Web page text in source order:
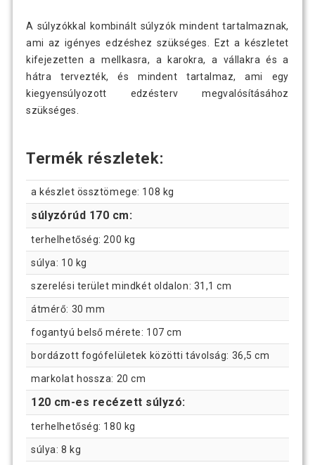
A súlyzókkal kombinált súlyzók mindent tartalmaznak,
ami az igényes edzéshez szükséges. Ezt a készletet
kifejezetten a mellkasra, a karokra, a vállakra és a
hátra tervezték, és mindent tartalmaz, ami egy
kiegyensúlyozott edzésterv megvalósításához
szükséges.
Termék részletek:
a készlet össztömege: 108 kg
súlyzórúd 170 cm:
terhelhetőség: 200 kg
súlya: 10 kg
szerelési terület mindkét oldalon: 31,1 cm
átmérő: 30 mm
fogantyú belső mérete: 107 cm
bordázott fogófelületek közötti távolság: 36,5 cm
markolat hossza: 20 cm
120 cm-es recézett súlyzó:
terhelhetőség: 180 kg
súlya: 8 kg